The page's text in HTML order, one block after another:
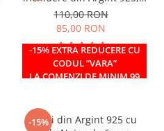
-15% EXTRA REDUCERE CU
CODUL ”VARA”
LA COMENZI DE MINIM 99
reglabil 38-41 cm
110,00 RON
85,00 RON
IN STOC
-15%
Cercei din Argint 925 cu